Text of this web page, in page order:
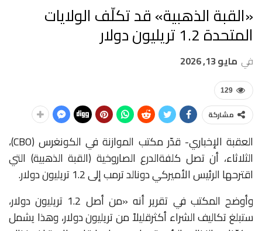
«القبة الذهبية» قد تكلّف الولايات
المتحدة 1.2 تريليون دولار
في مايو 13, 2026
129
مشاركة
العقبة الإخباري- قدّر مكتب الموازنة في الكونغرس (
CBO)،
الثلاثاء، أن تصل كلفةالدرع الصاروخية (القبة الذهبية) التي
اقترحهاالرئيسالأميركيدونالدترمبإلى تريليوندولار.
وأوضح المكتب في تقرير أنه«من أصل تريليون دولار،
ستبلغتكاليفالشراءأكثرقليلاًمنتريليوندولار،وهذايشمل